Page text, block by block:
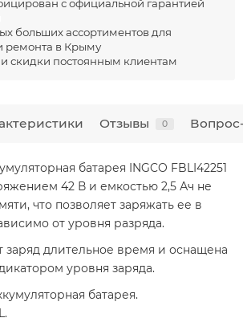
с официальной гарантией
больших ассортиментов для
ремонта в Крыму
скидки постоянным клиентам
Отзывы 0 Вопрос-
батарея INGCO FBLI42251
42 В и емкостью 2,5 Ач не
что позволяет заряжать ее в
от уровня разряда.
заряд длительное время и оснащена
уровня заряда.
батарея.